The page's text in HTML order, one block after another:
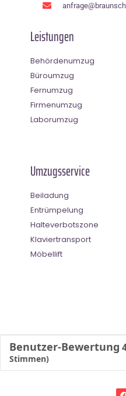
Leistungen
Behördenumzug
Büroumzug
Fernumzug
Firmenumzug
Laborumzug
Umzugsservice
Beiladung
Entrümpelung
Halteverbotszone
Klaviertransport
Möbellift
Benutzer-Bewertung
Stimmen)